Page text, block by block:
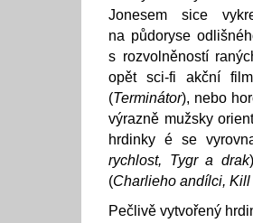
Jonesem sice
na půdoryse
s rozvolněností
opět sci-fi akční
(Terminátor), nebo
výrazně mužsky
hrdinky é se
rychlost, Tygr a drak
(Charlieho andílci,
Pečlivě vytvořený